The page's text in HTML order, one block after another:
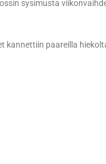
sysimusta
kannettiin paareilla